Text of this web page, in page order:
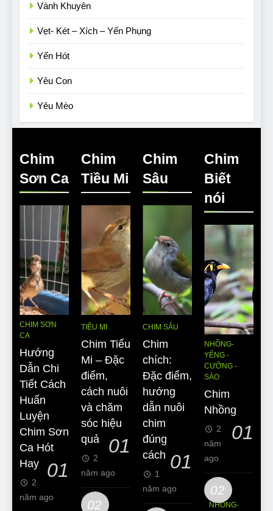
Vành Khuyên
Vẹt- Két – Xích – Yến Phụng
Yến Hót
Yêu Con
Yêu Mèo
Chim
Sơn Ca
CHIM SƠN
CA
Hướng
Dẫn Chi
Tiết Cách
Huấn
Luyện
Chim Sơn
Ca Hót
Hay
01
2
năm ago
Chim
Tiều Mi
TIỂU MI
Chim Tiểu
Mi – Đặc
điểm,
cách nuôi
và chăm
sóc hiệu
quả
01
2
năm ago
02
Chim
Sâu
CHIM SÂU
Chim
chích:
Đặc điểm,
hướng
dẫn nuôi
chim
đúng
cách 01
1
năm ago
Chim
Biết
nói
NHỒNG-
YỂNG -
CƯỠNG -
SÁO
Chim
Nhồng
01
2
năm
ago
02
NHỒNG-